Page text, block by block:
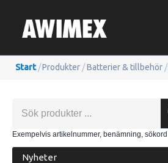
Start /Produkter /Batterier & tillbehör /
Exempelvis artikelnummer, benämning, sökord
Nyheter